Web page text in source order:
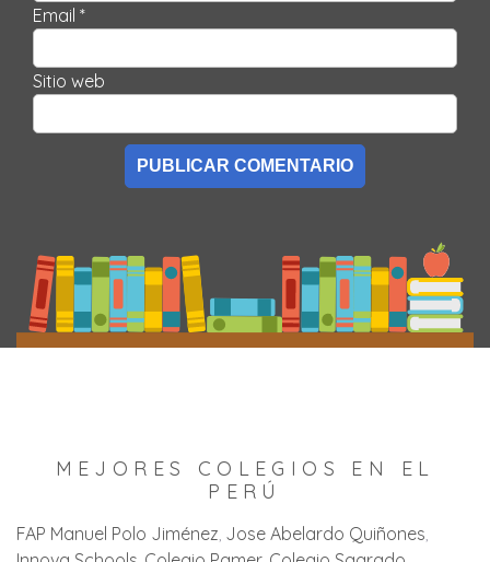
Email *
Sitio web
MEJORES COLEGIOS EN EL
PERÚ
FAP Manuel Polo Jiménez Jose Abelardo Quiñones